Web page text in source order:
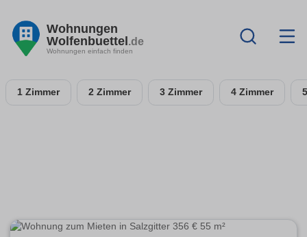
Wohnungen
Wolfenbuettel.de
Wohnungen einfach finden
1 Zimmer 2 Zimmer 3 Zimmer 4 Zimmer